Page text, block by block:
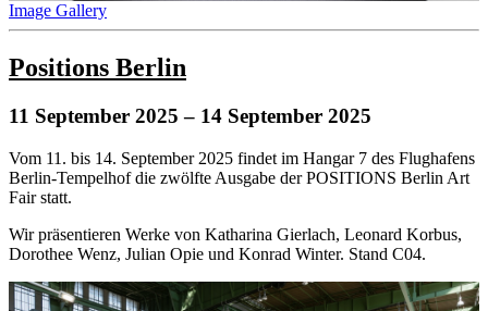
Image Gallery
Positions Berlin
11 September 2025 – 14 September 2025
Vom 11. bis 14. September 2025 findet im Hangar 7 des Flughafens
Berlin-Tempelhof die zwölfte Ausgabe der POSITIONS Berlin Art
Fair statt.
Wir präsentieren Werke von Katharina Gierlach, Leonard Korbus,
Dorothee Wenz, Julian Opie und Konrad Winter. Stand C04.